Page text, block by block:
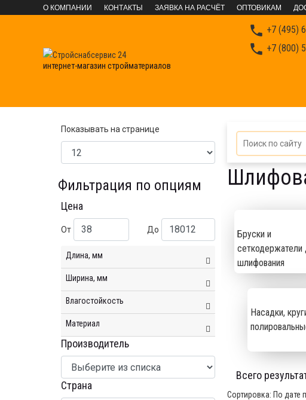
О КОМПАНИИ КОНТАКТЫ ЗАЯВКА НА РАСЧЁТ ОПТОВИКАМ
интернет-магазин стройматериалов
 +7 (495)
 +7 (800)
Бруски и
сеткодержатели
шлифования
Насадки,
Всего
Сортировка: По дате
Показывать на странице
Фильтрация по опциям
Цена
От До
Длина, мм
Ширина, мм
Влагостойкость
Материал
Производитель
Страна